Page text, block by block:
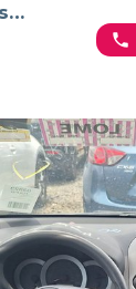
Simbrici mousbawou
phone